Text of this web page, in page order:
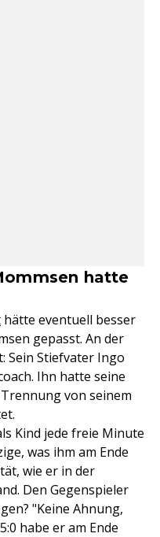
hatte
hätte eventuell besser
gepasst. An der
Sein Stiefvater Ingo
Ihn hatte seine
von seinem
Kind jede freie Minute
was ihm am Ende
wie er in der
Den Gegenspieler
"Keine Ahnung,
habe er am Ende